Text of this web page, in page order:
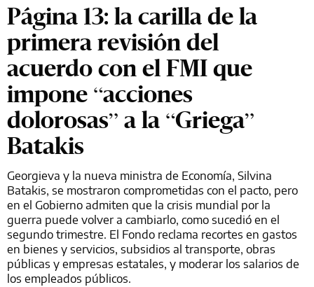
Página 13: la carilla de la
primera revisión del
acuerdo con el FMI que
impone “acciones
dolorosas” a la “Griega”
Batakis
Georgieva y la nueva ministra de Economía, Silvina
Batakis, se mostraron comprometidas con el pacto, pero
en el Gobierno admiten que la crisis mundial por la
guerra puede volver a cambiarlo, como sucedió en el
segundo trimestre. El Fondo reclama recortes en gastos
en bienes y servicios, subsidios al transporte, obras
públicas y empresas estatales, y moderar los salarios de
los empleados públicos.